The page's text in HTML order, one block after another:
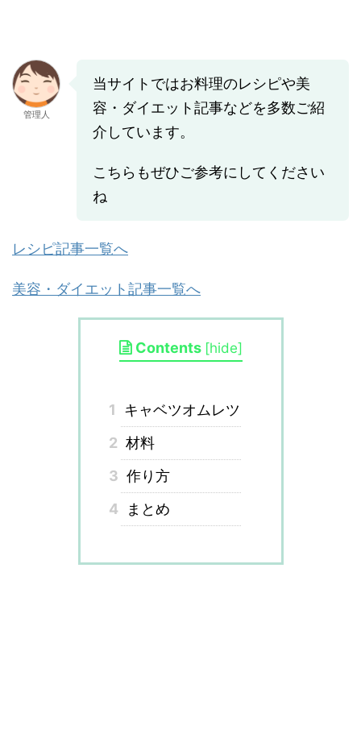
管理人
当サイトではお料理のレシピや美
容・ダイエット記事などを多数ご紹
介しています。
こちらもぜひご参考にしてください
ね
レシピ記事一覧へ
美容・ダイエット記事一覧へ
Contents [hide]
1
キャベツオムレツ
2 材料
3 作り方
4
まとめ